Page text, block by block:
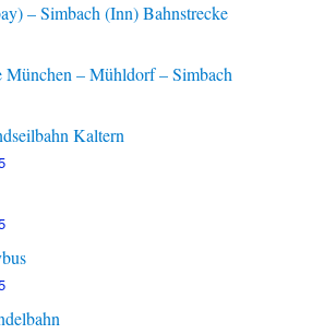
– Simbach (Inn) Bahnstrecke
München – Mühldorf – Simbach
Kaltern